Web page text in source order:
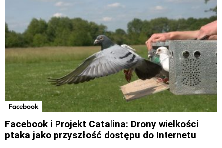
Facebook
Facebook i Projekt Catalina: Drony wielkości
ptaka jako przyszłość dostępu do Internetu